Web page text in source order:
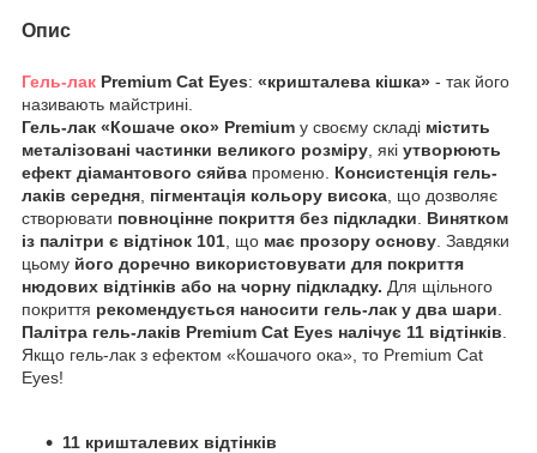
Опис
Гель-лак Premium Cat Eyes: «кришталева кішка» - так його
називають майстрині.
Гель-лак «Кошаче око» Premium у своєму складі містить
металізовані частинки великого розміру , які утворюють
ефект діамантового сяйва променю.
Консистенція гель-
лаків середня пігментація кольору висока , що дозволяє
створювати повноцінне покриття без підкладки
Винятком
із палітри є відтінок 101 , що має прозору основу . Завдяки
цьому його доречно використовувати для покриття
нюдових відтінків або на чорну підкладку. Для щільного
покриття рекомендується наносити гель-лак у два шари
Палітра гель-лаків Premium Cat Eyes налічує 11 відтінків
Якщо гель-лак з ефектом «Кошачого ока», то Premium Cat
Eyes!
11 кришталевих відтінків